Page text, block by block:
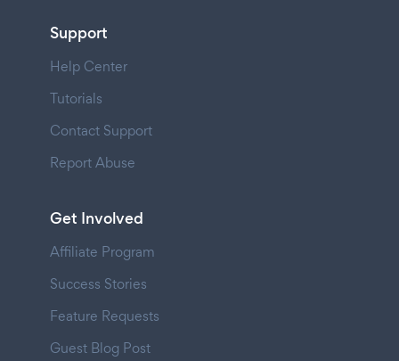
Support
Help Center
Tutorials
Contact Support
Report Abuse
Get Involved
Affiliate Program
Success Stories
Feature Requests
Guest Blog Post